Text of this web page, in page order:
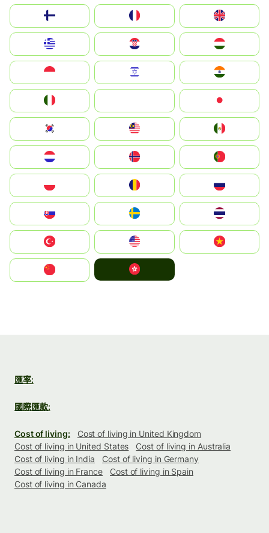
United Kingdom
Magyarország
South Korea
United States
中國香港特別行政區
匯率:
國際匯款:
Cost of living:
Cost of living in United Kingdom
Cost of living in United States
Cost of living in Australia
Cost of living in India
Cost of living in Germany
Cost of living in France
Cost of living in Spain
Cost of living in Canada